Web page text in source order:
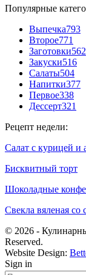
Популярные
Выпечка793
Второе771
Заготовки562
Закуски516
Салаты504
Напитки377
Первое338
Дессерт321
Рецепт недели:
Салат с курицей и
Бисквитный торт
Шоколадные
Свекла вяленая
© 2026 -
Reserved.
Website Design:
Sign in